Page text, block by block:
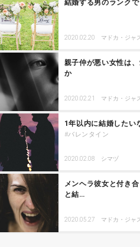
結婚する男のランク
2020.02.20 マドカ・ジャ
親子仲が悪い女性は
か
2020.02.21 マドカ・ジャ
1年以内に結婚したい
バレンタイン
2020.02.08 シマヅ
メンヘラ彼女と付き
と結…
2020.05.27 マドカ・ジャ